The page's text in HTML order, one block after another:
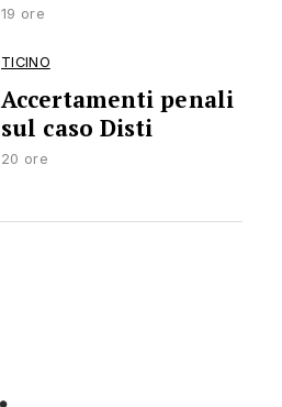
19 ore
TICINO
Accertamenti penali
sul caso Disti
20 ore